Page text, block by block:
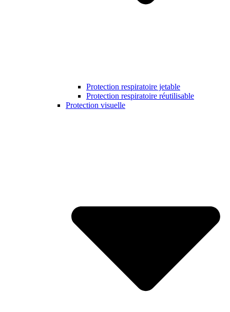
Protection respiratoire jetable
Protection respiratoire réutilisable
Protection visuelle